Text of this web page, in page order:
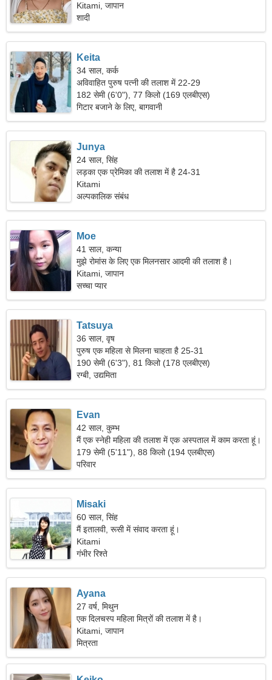
Kitami, जापान
शादी
Keita
34 साल, कर्क
अविवाहित पुरुष पत्नी की तलाश में 22-29
182 सेमी (6'0"), 77 किलो (169 एलबीएस)
गिटार बजाने के लिए, बागवानी
Junya
24 साल, सिंह
लड़का एक प्रेमिका की तलाश में है 24-31
Kitami
अल्पकालिक संबंध
Moe
41 साल, कन्या
मुझे रोमांस के लिए एक मिलनसार आदमी की तलाश है।
Kitami, जापान
सच्चा प्यार
Tatsuya
36 साल, वृष
पुरुष एक महिला से मिलना चाहता है 25-31
190 सेमी (6'3"), 81 किलो (178 एलबीएस)
रग्बी, उद्यमिता
Evan
42 साल, कुम्भ
मैं एक स्नेही महिला की तलाश में एक अस्पताल में काम करता हूं।
179 सेमी (5'11"), 88 किलो (194 एलबीएस)
परिवार
Misaki
60 साल, सिंह
मैं इतालवी, रूसी में संवाद करता हूं।
Kitami
गंभीर रिश्ते
Ayana
27 वर्ष, मिथुन
एक दिलचस्प महिला मित्रों की तलाश में है।
Kitami, जापान
मित्रता